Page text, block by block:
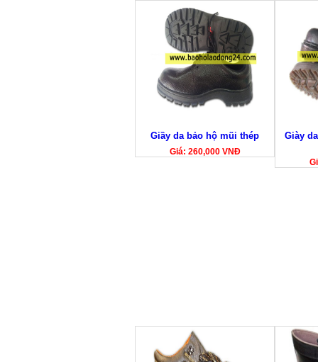
Giầy da bảo hộ mũi thép
Giá: 260,000 VNĐ
Giày